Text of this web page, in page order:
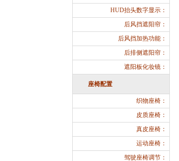
HUD抬头数字显示：
后风挡遮阳帘：
后风挡加热功能：
后排侧遮阳帘：
遮阳板化妆镜：
座椅配置
织物座椅：
皮质座椅：
真皮座椅：
运动座椅：
驾驶座椅调节：